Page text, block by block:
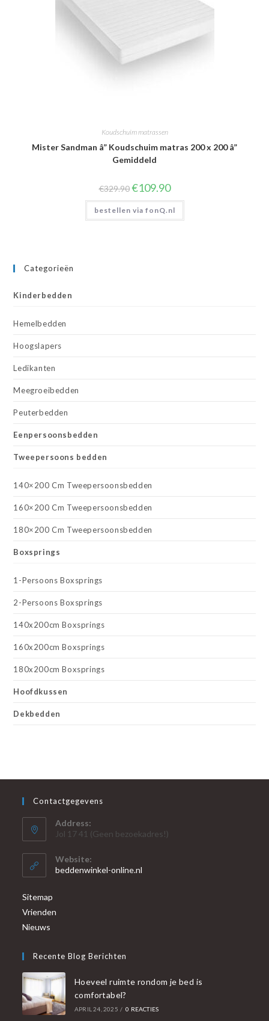
Koudschuim matrassen
Mister Sandman â” Koudschuim matras 200 x 200 â”
Gemiddeld
€329.90 Oorspronkelijke
prijs
was:
€329.90.
€109.90Huidige
prijs
is:
€109.90.
bestellen via fonQ.nl
Categorieën
Kinderbedden
Hemelbedden
Hoogslapers
Ledikanten
Meegroeibedden
Peuterbedden
Eenpersoonsbedden
Tweepersoons bedden
140×200 Cm Tweepersoonsbedden
160×200 Cm Tweepersoonsbedden
180×200 Cm Tweepersoonsbedden
Boxsprings
1-Persoons Boxsprings
2-Persoons Boxsprings
140x200cm Boxsprings
160x200cm Boxsprings
180x200cm Boxsprings
Hoofdkussen
Dekbedden
Contactgegevens
Address:
Jol 17 41 (Geen bezoekadres!)
Website:
beddenwinkel-online.nl
Sitemap
Vrienden
Nieuws
Recente Blog Berichten
Hoeveel ruimte rondom je bed is
comfortabel?
APRIL 24, 2025 / 0 REACTIES